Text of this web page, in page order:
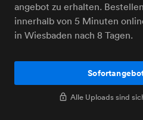
angebot zu erhalten.
innerhalb von 5 Minuten
in Wiesbaden nach 8 Tagen.
Alle Uploads sind